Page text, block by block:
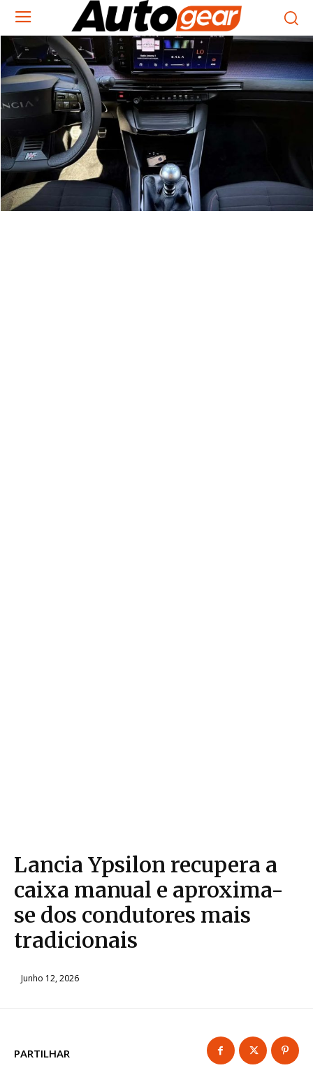
Lancia Ypsilon recupera a
caixa manual e aproxima-
se dos condutores mais
tradicionais
Junho 12, 2026
PARTILHAR